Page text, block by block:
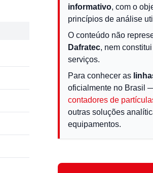
informativo, com o
princípios de análise
O conteúdo não
Dafratec, nem
serviços.
Para conhecer as
oficialmente no Brasil
contadores de
outras soluções
equipamentos.